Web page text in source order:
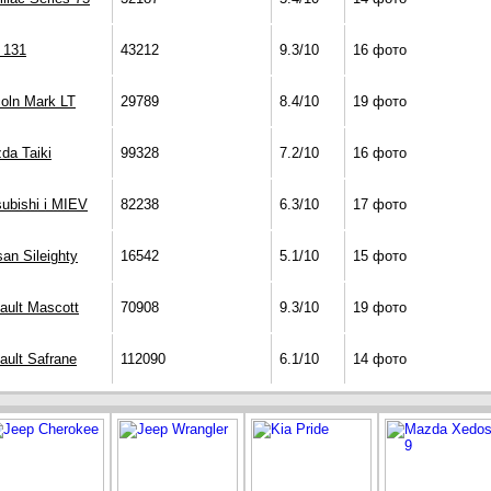
43212 9.3/10 16 фото
Mark LT 29789 8.4/10 19 фото
Taiki 99328 7.2/10 16 фото
i MIEV 82238 6.3/10 17 фото
Sileighty 16542 5.1/10 15 фото
Mascott 70908 9.3/10 19 фото
Safrane 112090 6.1/10 14 фото